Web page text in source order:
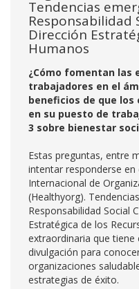
Tendencias
Responsabilidad
Dirección
Humanos
¿Cómo fomentan las
trabajadores en el
beneficios de que
en su puesto de
3 sobre bienestar
Estas preguntas, entre
intentar responderse en
Internacional de
(Healthyorg).
Responsabilidad Social
Estratégica de los
extraordinaria que
divulgación para
organizaciones
estrategias de éxito.